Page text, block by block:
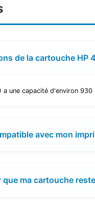
de la cartouche HP
une capacité d'environ
avec mon
ma cartouche